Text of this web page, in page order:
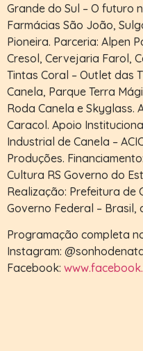
Grande do Sul – O futuro
Farmácias São João,
Pioneira. Parceria: Alpen
Cresol, Cervejaria Farol,
Tintas Coral – Outlet das
Canela, Parque Terra
Roda Canela e Skyglass.
Caracol. Apoio
Industrial de Canela –
Produções.
Cultura RS Governo do
Realização: Prefeitura de
Governo Federal –
Programação completa
Instagram:
Facebook: